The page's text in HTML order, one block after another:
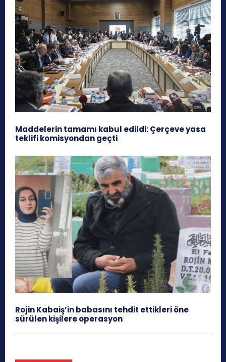
Maddelerin tamamı kabul edildi: Çerçeve yasa
teklifi komisyondan geçti
Rojin Kabaiş’in babasını tehdit ettikleri öne
sürülen kişilere operasyon